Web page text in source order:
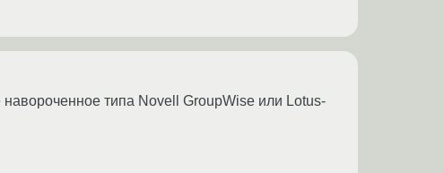
навороченное типа Novell GroupWise или Lotus-